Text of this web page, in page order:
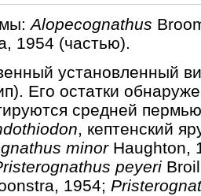
Alopecognathus
1954 (частью).
установленный
Его остатки
средней
, кептенский
minorHaughton,
peyeri
1954;